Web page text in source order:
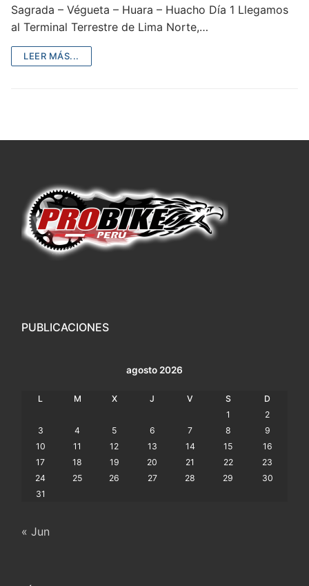
Sagrada – Végueta – Huara – Huacho Día 1 Llegamos
al Terminal Terrestre de Lima Norte,…
LEER MÁS...
PUBLICACIONES
agosto 2026
L M X J V S
D
1
2
3
4 5 6 7 8
9
10
11 12 13 14 15
16
17
18 19 20 21 22
23
24
25 26 27 28 29
30
31
« Jun